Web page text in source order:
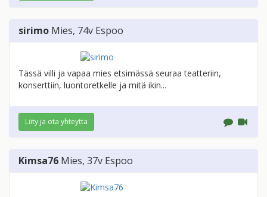
sirimo Mies, 74v Espoo
Tässä villi ja vapaa mies etsimässä seuraa teatteriin,
konserttiin, luontoretkelle ja mitä ikin...
Liity ja ota yhteyttä
Kimsa76 Mies, 37v Espoo